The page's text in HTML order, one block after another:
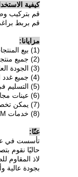
كيفية
قم بتركيب
قم بربط
مزايانا:
(1) بيع المنتجات مباشرة من المصنع بأسعار المصنع.
(2) جميع منتجاتنا صديقة للأرض (المنتجات الخضراء).
(3) الجودة العالية تضمن عمر خدمة طويل للتطبيقات الداخلية والخارجية.
(4) جميع غدد الكابلات لدينا تصل إلى حماية IP68 ضد السوائل.
(5) التسليم في الوقت المناسب والخدمة الجيدة هي مبدأنا.
(6) عينات مجانية متاحة.
(7) يمكن تخصيص غدد الكابلات الخاصة وفقًا لعينات العميل أو الرسومات.
(8) خدمات OEM متاحة.
عنّا:
تأسست في عام 2005، ونحن واحدة من الشركات المصنعة الأكثر مهنية لملحقات
حاليًا نقوم
لاذ المقاوم
بجودة عالية وأسعار